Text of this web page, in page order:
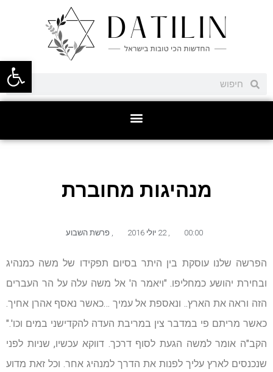
פתח
מנהיגות מחוברת
00:00
, 22 יולי 2016 , פרשת השבוע
הפרשה שלנו עוסקת בין היתר בסיום תפקידו של משה כמנהיג
ובחירת יהושע כמחליפו. "ויאמר ה' אל משה עלה על הר העברים
הזה וראה את הארץ.. ונאספת אל עמיך …כאשר נאסף אהרן אחיך.
כאשר מריתם פי במדבר צין במריבת העדה להקדישני במים וכו'."
הקב"ה אומר למשה הגעת לסוף דרכך. דווקא עכשיו, שניות לפני
שנכנסים לארץ עליך לפנות את הדרך למנהיג אחר. וכל זאת מדוע